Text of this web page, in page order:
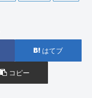
はてブ
コピー